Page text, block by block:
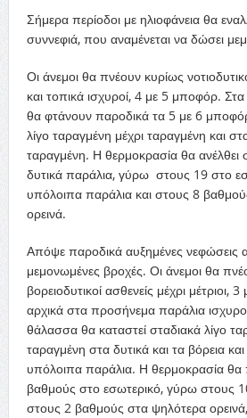
Σήμερα περίοδοι με ηλιοφάνεια θα
συννεφιά, που αναμένεται να δώσει
Οι άνεμοι θα πνέουν κυρίως
και τοπικά ισχυροί, 4 με 5 μποφόρ.
θα φτάνουν παροδικά τα 5 με 6
λίγο ταραγμένη μέχρι ταραγμένη και
ταραγμένη. Η θερμοκρασία θα
δυτικά παράλια, γύρω στους 19 στο
υπόλοιπα παράλια και στους 8
ορεινά.
Απόψε παροδικά αυξημένες νεφώσεις
μεμονωμένες βροχές. Οι άνεμοι θα
βορειοδυτικοί ασθενείς μέχρι μέτριοι,
αρχικά στα προσήνεμα παράλια
θάλασσα θα καταστεί σταδιακά λίγο
ταραγμένη στα δυτικά και τα βόρεια
υπόλοιπα παράλια. Η θερμοκρασία θα
βαθμούς στο εσωτερικό, γύρω στους
στους 2 βαθμούς στα ψηλότερα